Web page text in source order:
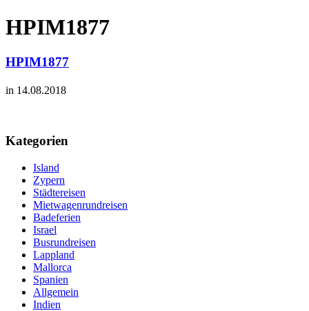
HPIM1877
HPIM1877
in 14.08.2018
Kategorien
Island
Zypern
Städtereisen
Mietwagenrundreisen
Badeferien
Israel
Busrundreisen
Lappland
Mallorca
Spanien
Allgemein
Indien